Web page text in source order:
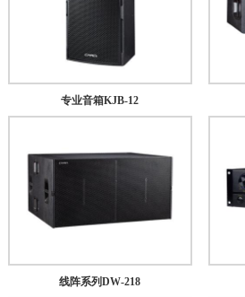
专业音箱KJB-12
线阵系列DW-218